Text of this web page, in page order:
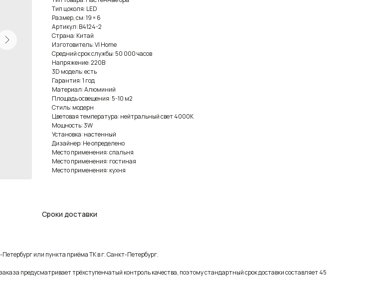
Тип цоколя: LED
Размер, см: 19 × 6
Артикул: B4124-2
Страна: Китай
Изготовитель: VI Home
Средний срок службы: 50 000 часов
Напряжение: 220В
3D модель: есть
Гарантия: 1 год
Материал: Алюминий
Площадь освещения: 5-10 м2
Стиль: модерн
Цветовая температура: нейтральный свет 4000К
Мощность: 3W
Установка: настенный
Дизайнер: Не определено
Место применения: спальня
Место применения: гостиная
Место применения: кухня
Сроки доставки
или пункта приёма ТК в г. Санкт-Петербург.
предусматривает трёхступенчатый контроль качества, поэтому стандартный срок доставки составляет 45